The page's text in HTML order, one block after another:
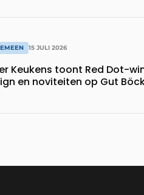
15 JULI 2026
Keukens toont Red Dot-
en noviteiten op Gut